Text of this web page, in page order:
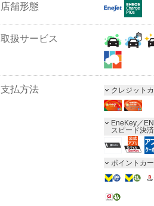
店舗形態
取扱サービス
支払方法 クレジット
EneKey／
スピード決
ポイントカ